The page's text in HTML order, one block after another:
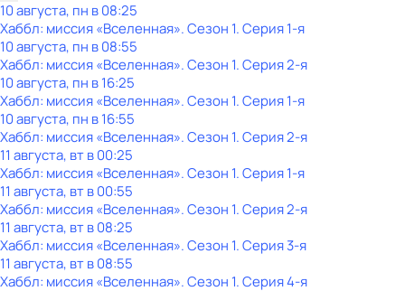
10 августа, пн в 08:25
Хаббл: миссия «Вселенная». Сезон 1. Серия 1-я
10 августа, пн в 08:55
Хаббл: миссия «Вселенная». Сезон 1. Серия 2-я
10 августа, пн в 16:25
Хаббл: миссия «Вселенная». Сезон 1. Серия 1-я
10 августа, пн в 16:55
Хаббл: миссия «Вселенная». Сезон 1. Серия 2-я
11 августа, вт в 00:25
Хаббл: миссия «Вселенная». Сезон 1. Серия 1-я
11 августа, вт в 00:55
Хаббл: миссия «Вселенная». Сезон 1. Серия 2-я
11 августа, вт в 08:25
Хаббл: миссия «Вселенная». Сезон 1. Серия 3-я
11 августа, вт в 08:55
Хаббл: миссия «Вселенная». Сезон 1. Серия 4-я